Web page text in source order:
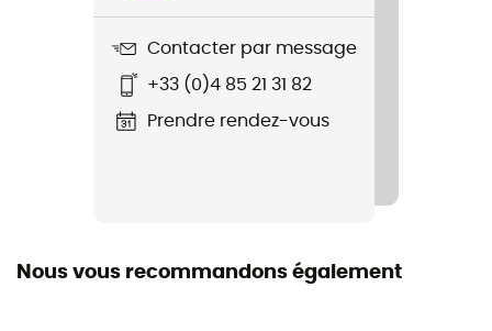
Protection thermique
Propriétés
Contacter par message
+33 (0)4 85 21 31 82
Prendre rendez-vous
Nous vous recommandons également